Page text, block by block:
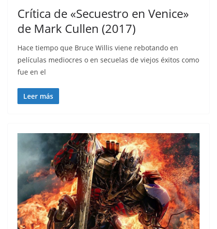
Crítica de «Secuestro en Venice»
de Mark Cullen (2017)
Hace tiempo que Bruce Willis viene rebotando en
películas mediocres o en secuelas de viejos éxitos como
fue en el
Leer más